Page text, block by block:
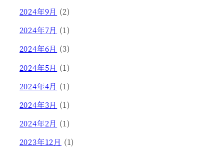
2024年9月 (2)
2024年7月 (1)
2024年6月 (3)
2024年5月 (1)
2024年4月 (1)
2024年3月 (1)
2024年2月 (1)
2023年12月 (1)